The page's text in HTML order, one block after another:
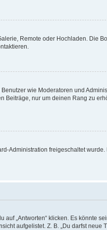
Remote oder Hochladen. Die
wie Moderatoren und
Beiträge, nur um deinen Rang zu
Administration freigeschaltet
auf „Antworten“ klicken. Es könnte
aufgelistet. Z. B. „Du darfst neue